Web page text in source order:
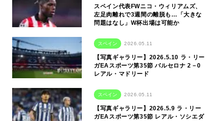
スペイン代表FWニコ・ウィリアムズ、
左足肉離れで3週間の離脱も…「大きな
問題はなし」W杯出場は可能か
スペイン 2026.05.11
【写真ギャラリー】2026.5.10 ラ・リー
ガEAスポーツ第35節 バルセロナ 2－0
レアル・マドリード
スペイン 2026.05.11
【写真ギャラリー】2026.5.9 ラ・リー
ガEAスポーツ第35節 レアル・ソシエダ